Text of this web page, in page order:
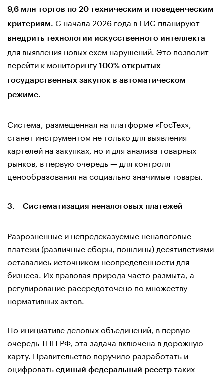
9,6 млн торгов по 20 техническим и поведенческим
критериям. С начала 2026 года в ГИС планируют
внедрить технологии искусственного интеллекта
для выявления новых схем нарушений. Это позволит
перейти к мониторингу 100% открытых
государственных закупок в автоматическом
режиме.
Система, размещенная на платформе «ГосТех»,
станет инструментом не только для выявления
картелей на закупках, но и для анализа товарных
рынков, в первую очередь — для контроля
ценообразования на социально значимые товары.
3. Систематизация неналоговых платежей
Разрозненные и непредсказуемые неналоговые
платежи (различные сборы, пошлины) десятилетиями
оставались источником неопределенности для
бизнеса. Их правовая природа часто размыта, а
регулирование рассредоточено по множеству
нормативных актов.
По инициативе деловых объединений, в первую
очередь ТПП РФ, эта задача включена в дорожную
карту. Правительство поручило разработать и
оцифровать единый федеральный реестр таких